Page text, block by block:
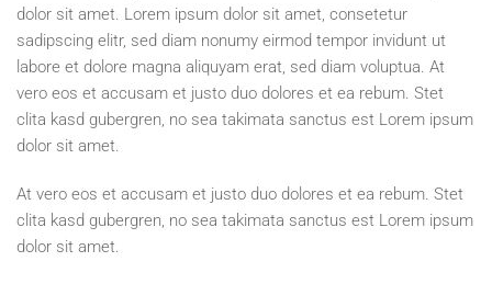
dolor sit amet. Lorem ipsum dolor sit amet, consetetur
sadipscing elitr, sed diam nonumy eirmod tempor invidunt ut
labore et dolore magna aliquyam erat, sed diam voluptua. At
vero eos et accusam et justo duo dolores et ea rebum. Stet
clita kasd gubergren, no sea takimata sanctus est Lorem ipsum
dolor sit amet.
At vero eos et accusam et justo duo dolores et ea rebum. Stet
clita kasd gubergren, no sea takimata sanctus est Lorem ipsum
dolor sit amet.